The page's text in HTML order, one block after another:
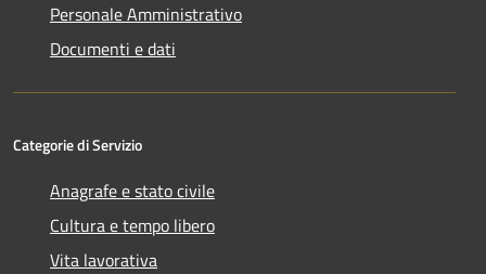
Personale Amministrativo
Documenti e dati
Categorie di Servizio
Anagrafe e stato civile
Cultura e tempo libero
Vita lavorativa